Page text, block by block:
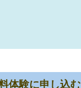
体験に申し込む